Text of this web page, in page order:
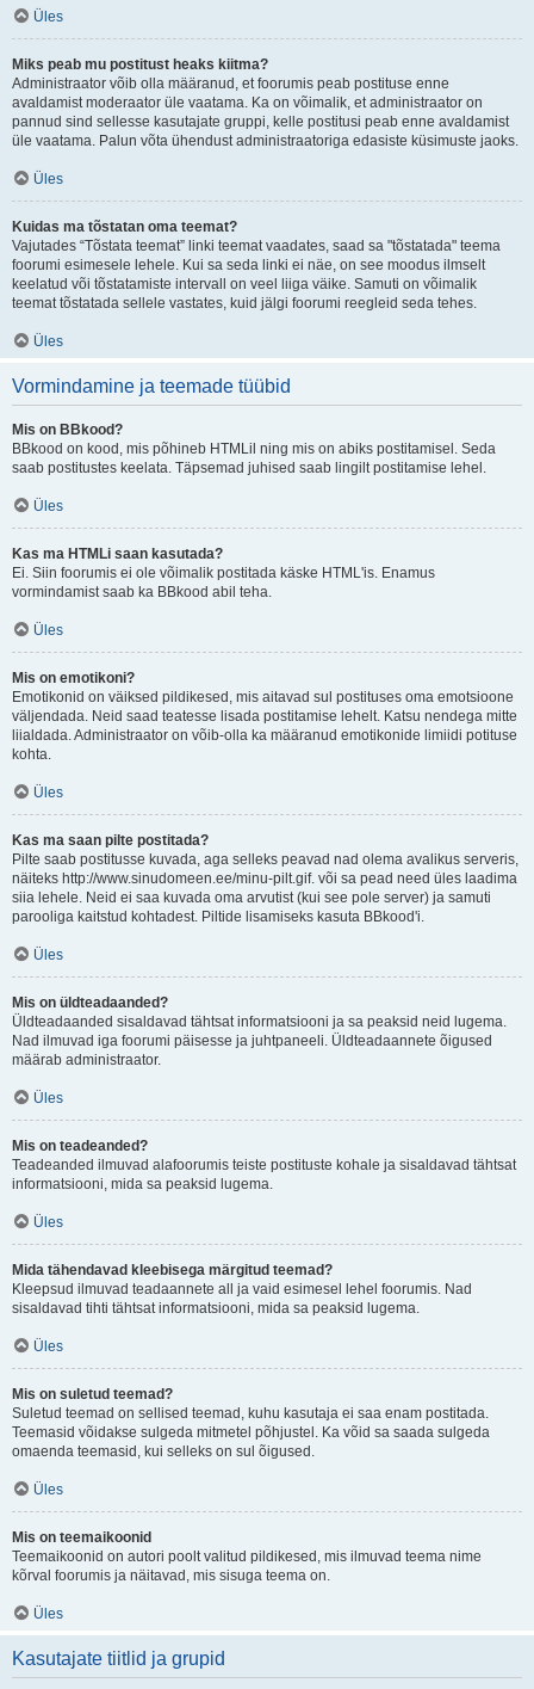
Üles
Miks peab mu postitust heaks kiitma?
Administraator võib olla määranud, et foorumis peab postituse enne
avaldamist moderaator üle vaatama. Ka on võimalik, et administraator on
pannud sind sellesse kasutajate gruppi, kelle postitusi peab enne avaldamist
üle vaatama. Palun võta ühendust administraatoriga edasiste küsimuste jaoks.
Üles
Kuidas ma tõstatan oma teemat?
Vajutades “Tõstata teemat” linki teemat vaadates, saad sa "tõstatada" teema
foorumi esimesele lehele. Kui sa seda linki ei näe, on see moodus ilmselt
keelatud või tõstatamiste intervall on veel liiga väike. Samuti on võimalik
teemat tõstatada sellele vastates, kuid jälgi foorumi reegleid seda tehes.
Üles
Vormindamine ja teemade tüübid
Mis on BBkood?
BBkood on kood, mis põhineb HTMLil ning mis on abiks postitamisel. Seda
saab postitustes keelata. Täpsemad juhised saab lingilt postitamise lehel.
Üles
Kas ma HTMLi saan kasutada?
Ei. Siin foorumis ei ole võimalik postitada käske HTML'is. Enamus
vormindamist saab ka BBkood abil teha.
Üles
Mis on emotikoni?
Emotikonid on väiksed pildikesed, mis aitavad sul postituses oma emotsioone
väljendada. Neid saad teatesse lisada postitamise lehelt. Katsu nendega mitte
liialdada. Administraator on võib-olla ka määranud emotikonide limiidi potituse
kohta.
Üles
Kas ma saan pilte postitada?
Pilte saab postitusse kuvada, aga selleks peavad nad olema avalikus serveris,
näiteks http://www.sinudomeen.ee/minu-pilt.gif. või sa pead need üles laadima
siia lehele. Neid ei saa kuvada oma arvutist (kui see pole server) ja samuti
parooliga kaitstud kohtadest. Piltide lisamiseks kasuta BBkood'i.
Üles
Mis on üldteadaanded?
Üldteadaanded sisaldavad tähtsat informatsiooni ja sa peaksid neid lugema.
Nad ilmuvad iga foorumi päisesse ja juhtpaneeli. Üldteadaannete õigused
määrab administraator.
Üles
Mis on teadeanded?
Teadeanded ilmuvad alafoorumis teiste postituste kohale ja sisaldavad tähtsat
informatsiooni, mida sa peaksid lugema.
Üles
Mida tähendavad kleebisega märgitud teemad?
Kleepsud ilmuvad teadaannete all ja vaid esimesel lehel foorumis. Nad
sisaldavad tihti tähtsat informatsiooni, mida sa peaksid lugema.
Üles
Mis on suletud teemad?
Suletud teemad on sellised teemad, kuhu kasutaja ei saa enam postitada.
Teemasid võidakse sulgeda mitmetel põhjustel. Ka võid sa saada sulgeda
omaenda teemasid, kui selleks on sul õigused.
Üles
Mis on teemaikoonid
Teemaikoonid on autori poolt valitud pildikesed, mis ilmuvad teema nime
kõrval foorumis ja näitavad, mis sisuga teema on.
Üles
Kasutajate tiitlid ja grupid